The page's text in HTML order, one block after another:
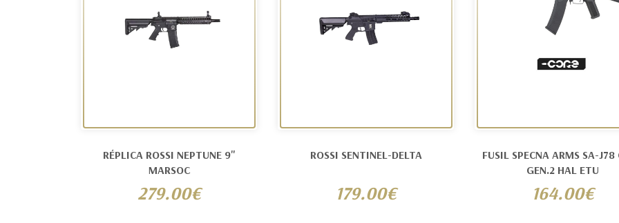
RÉPLICA ROSSI NEPTUNE 9"
MARSOC
279.00€
ROSSI SENTINEL-DELTA
179.00€
FUSIL SPECNA ARMS SA-J78
GEN.2 HAL ETU
164.00€